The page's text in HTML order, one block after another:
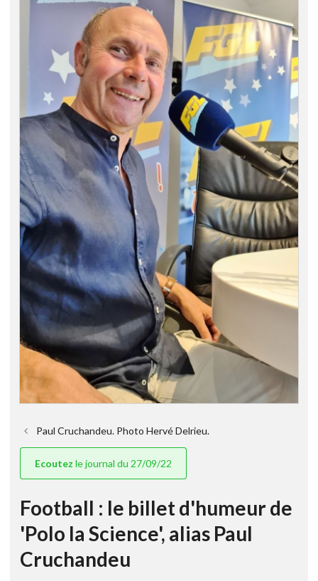
Paul Cruchandeu. Photo Hervé Delrieu.
Ecoutez le journal du 27/09/22
Football : le billet d'humeur de
'Polo la Science', alias Paul
Cruchandeu